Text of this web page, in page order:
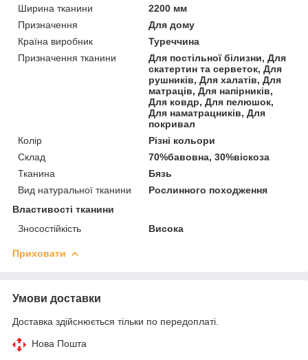
Ширина тканини
2200 мм
Призначення
Для дому
Країна виробник
Туреччина
Призначення тканини
Для постільної білизни, Для
скатертин та серветок, Для
рушників, Для халатів, Для
матраців, Для напірників,
Для ковдр, Для пелюшок,
Для наматрацників, Для
покривал
Колір
Різні кольори
Склад
70%бавовна, 30%віскоза
Тканина
Бязь
Вид натуральної тканини
Рослинного походження
Властивості тканини
Зносостійкість
Висока
Приховати
Умови доставки
Доставка здійснюється тільки по передоплаті.
Нова Пошта